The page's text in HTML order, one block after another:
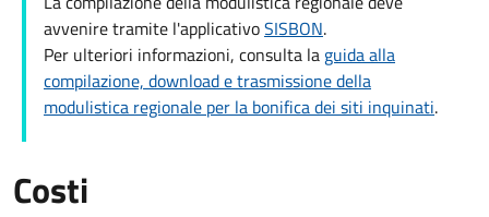
avvenire tramite l'applicativoSISBON.
Per ulteriori informazioni, consulta la guida alla
compilazione, download e trasmissione della
modulistica regionale per la bonifica dei siti inquinati.
Costi